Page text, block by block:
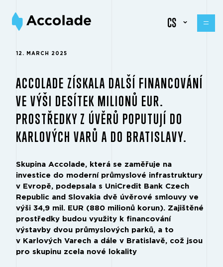
CS
12. MARCH 2025
ACCOLADE ZÍSKALA DALŠÍ FINANCOVÁNÍ
VE VÝŠI DESÍTEK MILIONŮ EUR.
PROSTŘEDKY Z ÚVĚRŮ POPUTUJÍ DO
KARLOVÝCH VARŮ A DO BRATISLAVY.
Skupina Accolade, která se zaměřuje na
investice do moderní průmyslové infrastruktury
v Evropě, podepsala s UniCredit Bank Czech
Republic and Slovakia dvě úvěrové smlouvy ve
výši 34,9 mil. EUR (880 milionů korun). Zajištěné
prostředky budou využity k financování
výstavby dvou průmyslových parků, a to
v Karlových Varech a dále v Bratislavě, což jsou
pro skupinu zcela nové lokality